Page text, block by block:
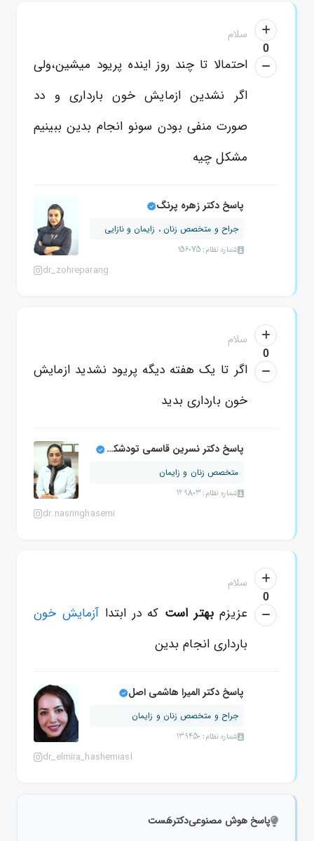
0
سلام
احتمالا تا چند روز اینده پریود میشین،ولی
اگر نشدین ازمایش خون بارداری و دد
صورت منفی بودن سونو انجام بدین ببینیم
مشکل چیه
پاسخ دکتر زهره پرنگ
جراح و متخصص زنان ، زایمان و نازایی
شماره نظام: 156075
dr_zohreparang
0
سلام
اگر تا یک هفته دیگه پریود نشدید ازمایش
خون بارداری بدید
پاسخ دکتر نسرین قاسمی تودشکچوئی
متخصص زنان و زایمان
شماره نظام: 129803
dr.nasringhasemi
0
سلام
عزیزم بهتر است که در ابتدا آزمایش خون
بارداری انجام بدین
پاسخ دکتر المیرا هاشمی اصل
جراح و متخصص زنان و زایمان
شماره نظام: 139450
dr_elmira_hashemiasl
پاسخ هوش مصنوعیدکترهَست